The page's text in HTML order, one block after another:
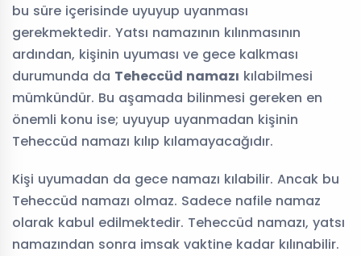
bu süre içerisinde uyuyup uyanması
gerekmektedir. Yatsı namazının kılınmasının
ardından, kişinin uyuması ve gece kalkması
durumunda da Teheccüd namazı kılabilmesi
mümkündür. Bu aşamada bilinmesi gereken en
önemli konu ise; uyuyup uyanmadan kişinin
Teheccüd namazı kılıp kılamayacağıdır.
Kişi uyumadan da gece namazı kılabilir. Ancak bu
Teheccüd namazı olmaz. Sadece nafile namaz
olarak kabul edilmektedir. Teheccüd namazı, yatsı
namazından sonra imsak vaktine kadar kılınabilir.